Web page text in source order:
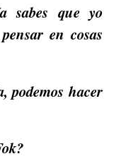
sabes que yo
en cosas
podemos hacer